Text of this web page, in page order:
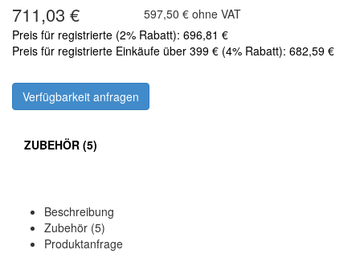
711,03 €
597,50 € ohne VAT
Preis für registrierte (2% Rabatt): 696,81 €
Preis für registrierte Einkäufe über 399 € (4% Rabatt): 682,59 €
Verfügbarkeit anfragen
ZUBEHÖR (5)
Beschreibung
Zubehör (5)
Produktanfrage